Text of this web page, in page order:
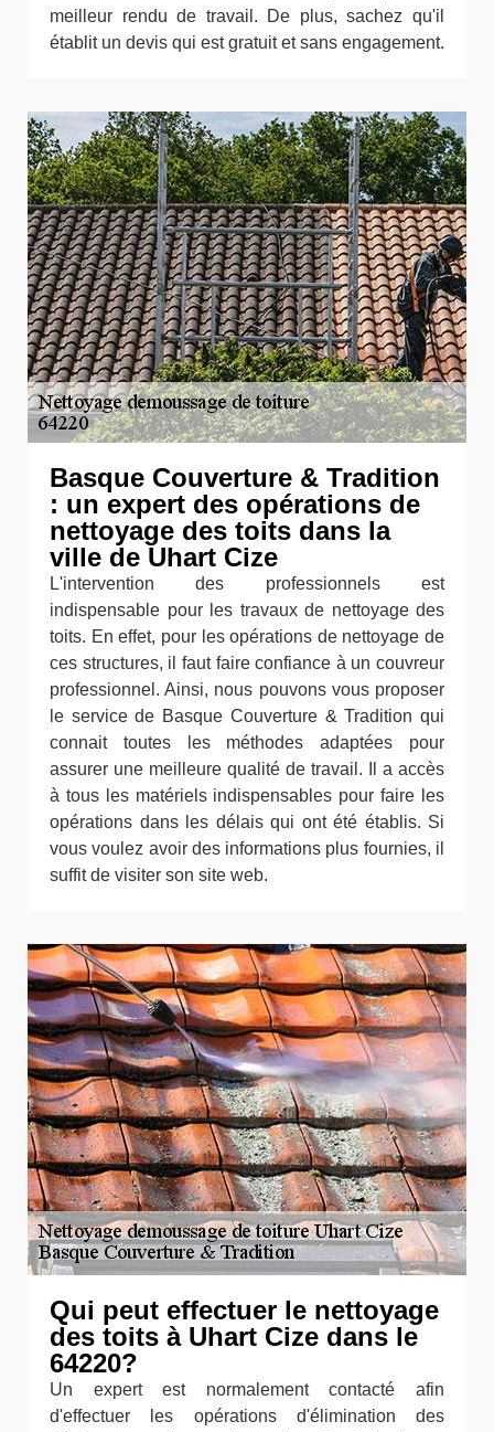
meilleur rendu de travail. De plus, sachez qu'il
établit un devis qui est gratuit et sans engagement.
Basque Couverture & Tradition
: un expert des opérations de
nettoyage des toits dans la
ville de Uhart Cize
L'intervention des professionnels est
indispensable pour les travaux de nettoyage des
toits. En effet, pour les opérations de nettoyage de
ces structures, il faut faire confiance à un couvreur
professionnel. Ainsi, nous pouvons vous proposer
le service de Basque Couverture & Tradition qui
connait toutes les méthodes adaptées pour
assurer une meilleure qualité de travail. Il a accès
à tous les matériels indispensables pour faire les
opérations dans les délais qui ont été établis. Si
vous voulez avoir des informations plus fournies, il
suffit de visiter son site web.
Qui peut effectuer le nettoyage
des toits à Uhart Cize dans le
64220?
Un expert est normalement contacté afin
d'effectuer les opérations d'élimination des